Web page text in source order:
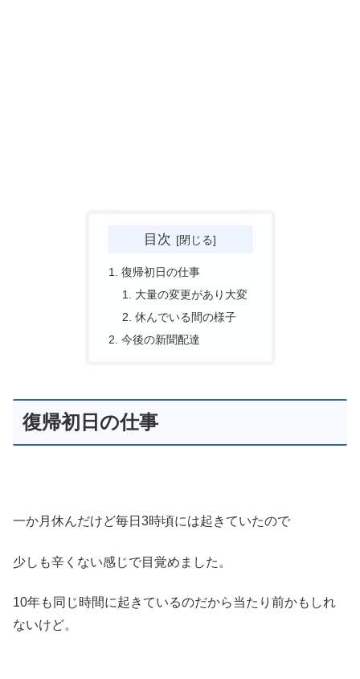
目次
復帰初日の仕事
大量の変更があり大変
休んでいる間の様子
今後の新聞配達
復帰初日の仕事
一か月休んだけど毎日3時頃には起きていたので
少しも辛くない感じで目覚めました。
10年も同じ時間に起きているのだから当たり前かもしれ
ないけど。